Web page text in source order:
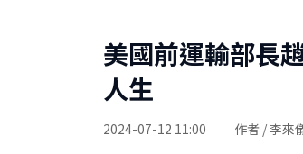
美國前運輸部長
人生
2024-07-12 11:00 作者 / 李來